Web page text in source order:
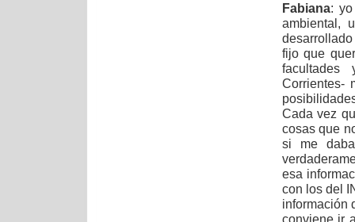
Fabiana: yo
ambiental,
fijo que
facultades
Corrientes-
Cada vez
cosas que
si me
esa
con los del
información
conviene ir